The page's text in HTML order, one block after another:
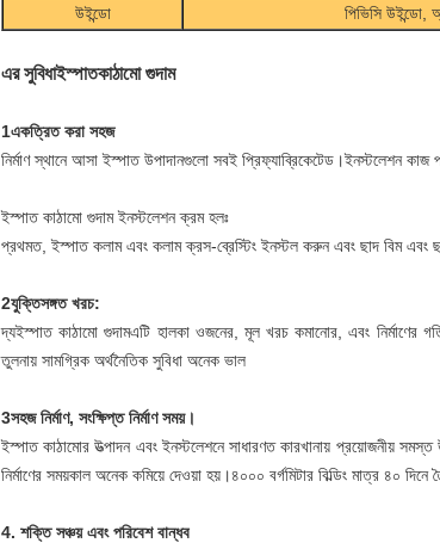
উইন্ডো
পিভিসি উইন্ডো,
এর সুবিধাইস্পাতকাঠামো গুদাম
1একত্রিত করা সহজ
নির্মাণ স্থানে আসা ইস্পাত উপাদানগুলো সবই প্রিফ্যাব্রিকেটেড।ইনস্টলেশন
ইস্পাত কাঠামো গুদাম ইনস্টলেশন ক্রম হলঃ
প্রথমত, ইস্পাত কলাম এবং কলাম ক্রস-ব্রেস্টিং ইনস্টল করুন এবং ছাদ বিম
2যুক্তিসঙ্গত খরচ:
দ্যইস্পাত কাঠামো গুদামএটি হালকা ওজনের, মূল খরচ কমানোর, এবং নির্মাণের
তুলনায় সামগ্রিক অর্থনৈতিক সুবিধা অনেক ভাল
3সহজ নির্মাণ, সংক্ষিপ্ত নির্মাণ সময়।
ইস্পাত কাঠামোর উত্পাদন এবং ইনস্টলেশনে সাধারণত কারখানায় প্রয়োজনীয়
নির্মাণের সময়কাল অনেক কমিয়ে দেওয়া হয়।৪০০০ বর্গমিটার বিল্ডিং মাত্র ৪০ দিনে
4. শক্তি সঞ্চয় এবং পরিবেশ বান্ধব